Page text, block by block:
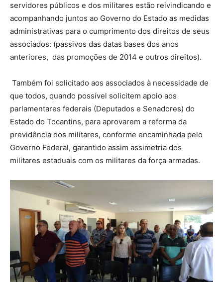
servidores públicos e dos militares estão reivindicando e
acompanhando juntos ao Governo do Estado as medidas
administrativas para o cumprimento dos direitos de seus
associados: (passivos das datas bases dos anos
anteriores, das promoções de 2014 e outros direitos).
Também foi solicitado aos associados à necessidade de
que todos, quando possível solicitem apoio aos
parlamentares federais (Deputados e Senadores) do
Estado do Tocantins, para aprovarem a reforma da
previdência dos militares, conforme encaminhada pelo
Governo Federal, garantido assim assimetria dos
militares estaduais com os militares da força armadas.